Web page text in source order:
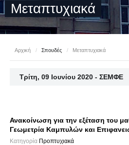
Μεταπτυχιακά
Αρχική / Σπουδές / Μεταπτυχιακά
Τρίτη, 09 Ιουνίου 2020 - ΣΕΜΦΕ
Ανακοίνωση για την εξέταση του
Γεωμετρία Καμπυλών και
Κατηγορία Προπτυχιακά